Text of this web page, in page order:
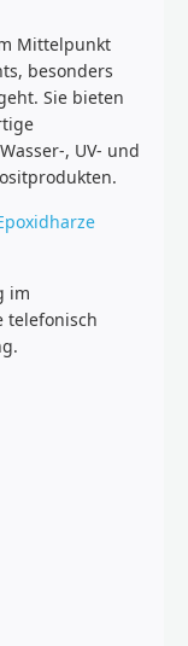
Mittelpunkt
besonders
Sie bieten
, UV- und
im
telefonisch